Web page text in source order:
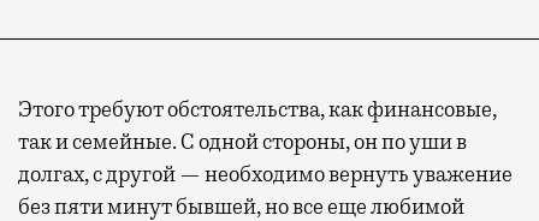
Этого требуют обстоятельства, как финансовые,
так и семейные. С одной стороны, он по уши в
долгах, с другой — необходимо вернуть уважение
без пяти минут бывшей, но все еще любимой